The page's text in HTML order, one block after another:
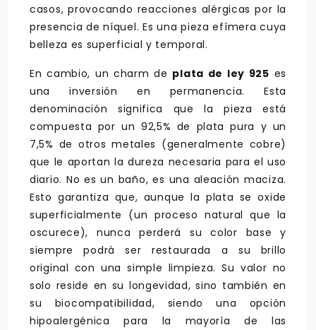
casos, provocando reacciones alérgicas por la
presencia de níquel. Es una pieza efímera cuya
belleza es superficial y temporal.
En cambio, un charm de plata de ley 925 es
una inversión en permanencia. Esta
denominación significa que la pieza está
compuesta por un 92,5% de plata pura y un
7,5% de otros metales (generalmente cobre)
que le aportan la dureza necesaria para el uso
diario. No es un baño, es una aleación maciza.
Esto garantiza que, aunque la plata se oxide
superficialmente (un proceso natural que la
oscurece), nunca perderá su color base y
siempre podrá ser restaurada a su brillo
original con una simple limpieza. Su valor no
solo reside en su longevidad, sino también en
su biocompatibilidad, siendo una opción
hipoalergénica para la mayoría de las